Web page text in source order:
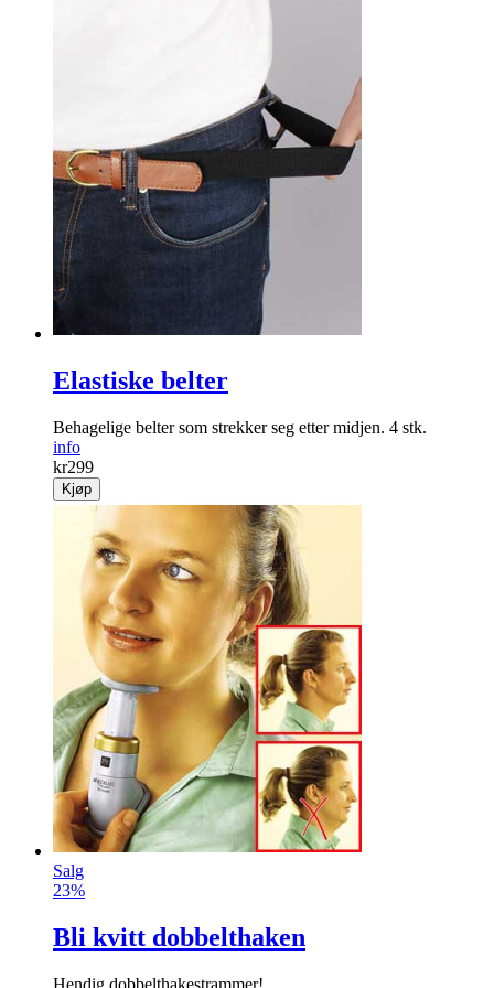
Elastiske belter
Behagelige belter som strekker seg etter midjen. 4 stk.
info
kr299
Kjøp
Salg
23%
Bli kvitt dobbelthaken
Hendig dobbelthakestrammer!